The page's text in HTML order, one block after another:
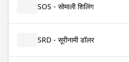
SOS - सोमाली शिलिंग
SRD - सूरीनामी डॉलर